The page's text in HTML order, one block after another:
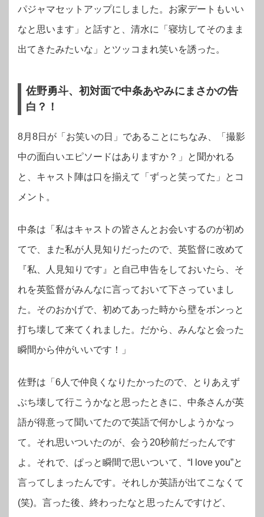
パジャマセットアップにしました。お家デートもいい
なと思います」と話すと、 清水に「寝坊してそのまま
出てきたみたいな」
とツッコまれ笑いを誘った。
佐野勇斗、初対面で中条あやみにまさかの告
白？！
8月8日が「お笑いの日」であることにちなみ、「撮影
中の面白いエピソードはありますか？」と聞かれる
と、 キャスト陣は口を揃えて「ずっと笑ってた」とコ
メント。
中条は「私はキャストの皆さんとお会いするのが初め
てで、また私が人見知りだったので、英監督に改めて
『私、人見知りです』と自己申告をしておいたら、そ
れを英監督がみんなに言っておいて下さっていまし
た。そのおかげで、初めてあった時から壁をボンっと
打ち壊して来てくれました。だから、みんなと会った
瞬間から仲がいいです！」
佐野は「6人で仲良くなりたかったので、とりあえず
ぶち壊して行こうかなと思ったときに、中条さんが英
語が得意って聞いてたので英語で何かしようかなっ
て。それ思いついたのが、会う20秒前だったんです
よ。それで、ぱっと瞬間で思いついて、“I love you”と
言ってしまったんです。それしか英語が出てこなくて
(笑)。言った後、終わったなと思ったんですけど、